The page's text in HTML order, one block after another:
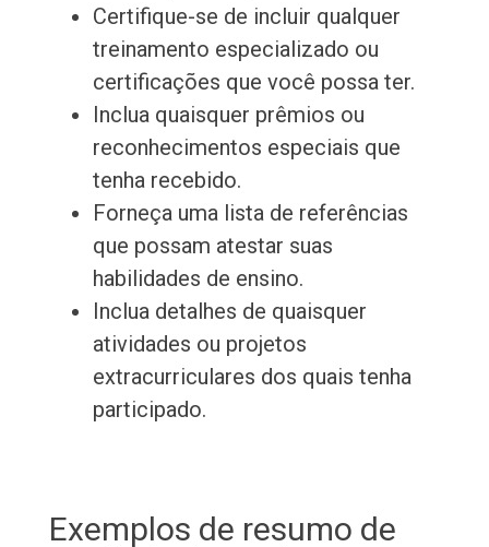
Certifique-se de incluir qualquer
treinamento especializado ou
certificações que você possa ter.
Inclua quaisquer prêmios ou
reconhecimentos especiais que
tenha recebido.
Forneça uma lista de referências
que possam atestar suas
habilidades de ensino.
Inclua detalhes de quaisquer
atividades ou projetos
extracurriculares dos quais tenha
participado.
Exemplos de resumo de